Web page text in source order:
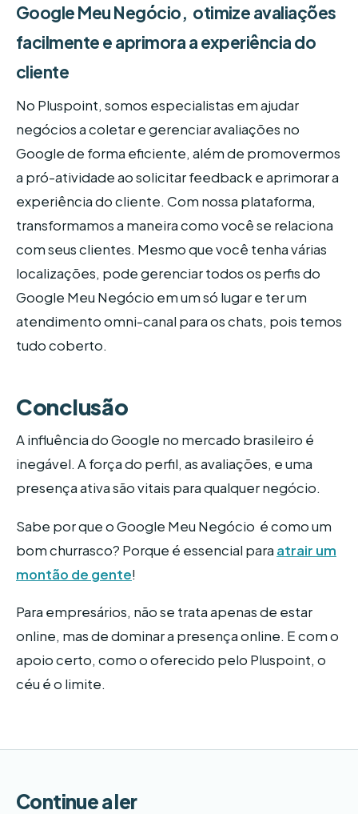
Google Meu Negócio, otimize avaliações
facilmente e aprimora a experiência do
cliente
No Pluspoint, somos especialistas em ajudar
negócios a coletar e gerenciar avaliações no
Google de forma eficiente, além de promovermos
a pró-atividade ao solicitar feedback e aprimorar a
experiência do cliente. Com nossa plataforma,
transformamos a maneira como você se relaciona
com seus clientes. Mesmo que você tenha várias
localizações, pode gerenciar todos os perfis do
Google Meu Negócio em um só lugar e ter um
atendimento omni-canal para os chats, pois temos
tudo coberto.
Conclusão
A influência do Google no mercado brasileiro é
inegável. A força do perfil, as avaliações, e uma
presença ativa são vitais para qualquer negócio.
Sabe por que o Google Meu Negócio é como um
bom churrasco? Porque é essencial para atrair um
montão de gente!
Para empresários, não se trata apenas de estar
online, mas de dominar a presença online. E com o
apoio certo, como o oferecido pelo Pluspoint, o
céu é o limite.
Continue a ler